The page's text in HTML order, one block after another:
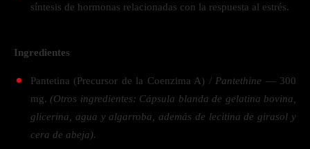
síntesis de hormonas relacionadas con la respuesta al estrés.
Ingredientes
Pantetina (Precursor de la Coenzima A) / Pantethine — 300
mg. (Otros ingredientes: Cápsula blanda de gelatina bovina,
glicerina, agua y algarroba, además de lecitina de girasol y
cera de abeja).